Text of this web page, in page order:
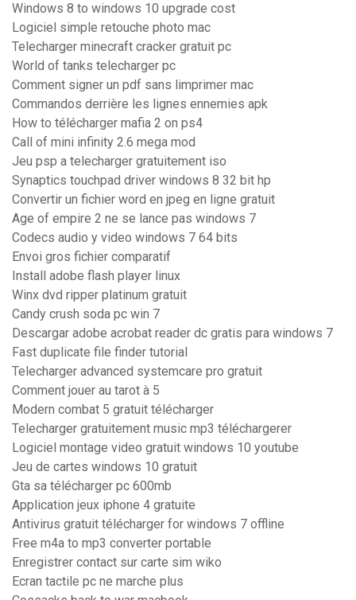
Windows 8 to windows 10 upgrade cost
Logiciel simple retouche photo mac
Telecharger minecraft cracker gratuit pc
World of tanks telecharger pc
Comment signer un pdf sans limprimer mac
Commandos derrière les lignes ennemies apk
How to télécharger mafia 2 on ps4
Call of mini infinity 2.6 mega mod
Jeu psp a telecharger gratuitement iso
Synaptics touchpad driver windows 8 32 bit hp
Convertir un fichier word en jpeg en ligne gratuit
Age of empire 2 ne se lance pas windows 7
Codecs audio y video windows 7 64 bits
Envoi gros fichier comparatif
Install adobe flash player linux
Winx dvd ripper platinum gratuit
Candy crush soda pc win 7
Descargar adobe acrobat reader dc gratis para windows 7
Fast duplicate file finder tutorial
Telecharger advanced systemcare pro gratuit
Comment jouer au tarot à 5
Modern combat 5 gratuit télécharger
Telecharger gratuitement music mp3 téléchargerer
Logiciel montage video gratuit windows 10 youtube
Jeu de cartes windows 10 gratuit
Gta sa télécharger pc 600mb
Application jeux iphone 4 gratuite
Antivirus gratuit télécharger for windows 7 offline
Free m4a to mp3 converter portable
Enregistrer contact sur carte sim wiko
Ecran tactile pc ne marche plus